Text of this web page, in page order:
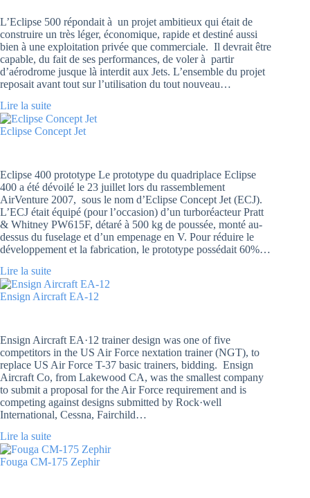
L’Eclipse 500 répondait à un projet ambitieux qui était de
construire un très léger, économique, rapide et destiné aussi
bien à une exploitation privée que commerciale. Il devrait être
capable, du fait de ses performances, de voler à partir
d’aérodrome jusque là interdit aux Jets. L’ensemble du projet
reposait avant tout sur l’utilisation du tout nouveau…
Lire la suite
Eclipse Concept Jet
Eclipse 400 prototype Le prototype du quadriplace Eclipse
400 a été dévoilé le 23 juillet lors du rassemblement
AirVenture 2007, sous le nom d’Eclipse Concept Jet (ECJ).
L’ECJ était équipé (pour l’occasion) d’un turboréacteur Pratt
& Whitney PW615F, détaré à 500 kg de poussée, monté au-
dessus du fuselage et d’un empenage en V. Pour réduire le
développement et la fabrication, le prototype possédait 60%…
Lire la suite
Ensign Aircraft EA-12
Ensign Aircraft EA·12 trainer design was one of five
competitors in the US Air Force nextation trainer (NGT), to
replace US Air Force T-37 basic trainers, bidding. Ensign
Aircraft Co, from Lakewood CA, was the smallest company
to submit a proposal for the Air Force requirement and is
competing against designs submitted by Rock·well
International, Cessna, Fairchild…
Lire la suite
Fouga CM-175 Zephir